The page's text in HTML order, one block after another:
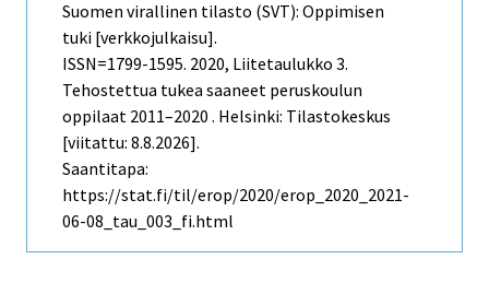
Suomen virallinen tilasto (SVT): Oppimisen
tuki [verkkojulkaisu].
ISSN=1799-1595. 2020, Liitetaulukko 3.
Tehostettua tukea saaneet peruskoulun
oppilaat 2011–2020 . Helsinki: Tilastokeskus
[viitattu: 8.8.2026].
Saantitapa:
https://stat.fi/til/erop/2020/erop_2020_2021-
06-08_tau_003_fi.html